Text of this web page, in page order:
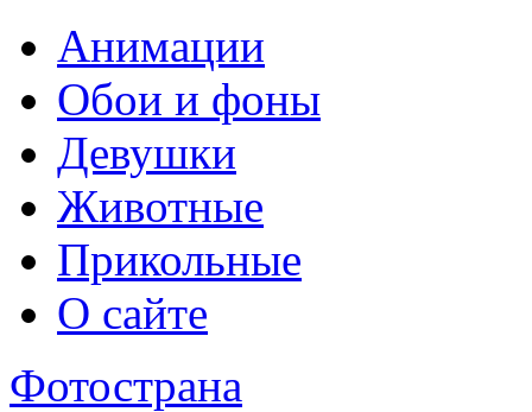
Анимации
Обои и фоны
Девушки
Животные
Прикольные
О сайте
Фотострана